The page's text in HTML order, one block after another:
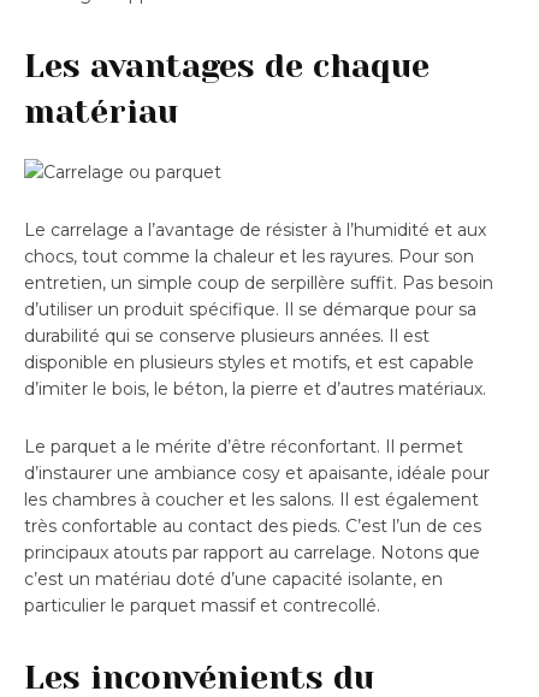
Les avantages de chaque
matériau
Le carrelage a l’avantage de résister à l’humidité et aux
chocs, tout comme la chaleur et les rayures. Pour son
entretien, un simple coup de serpillère suffit. Pas besoin
d’utiliser un produit spécifique. Il se démarque pour sa
durabilité qui se conserve plusieurs années. Il est
disponible en plusieurs styles et motifs, et est capable
d’imiter le bois, le béton, la pierre et d’autres matériaux.
Le parquet a le mérite d’être réconfortant. Il permet
d’instaurer une ambiance cosy et apaisante, idéale pour
les chambres à coucher et les salons. Il est également
très confortable au contact des pieds. C’est l’un de ces
principaux atouts par rapport au carrelage. Notons que
c’est un matériau doté d’une capacité isolante, en
particulier le parquet massif et contrecollé.
Les inconvénients du